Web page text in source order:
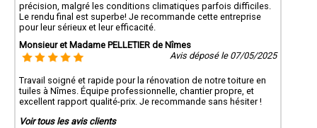
précision, malgré les conditions climatiques parfois difficiles.
Le rendu final est superbe! Je recommande cette entreprise
pour leur sérieux et leur efficacité.
Monsieur et Madame PELLETIER de Nîmes
Avis déposé le 07/05/2025
Travail soigné et rapide pour la rénovation de notre toiture en
tuiles à Nîmes. Équipe professionnelle, chantier propre, et
excellent rapport qualité-prix. Je recommande sans hésiter !
Voir tous les avis clients